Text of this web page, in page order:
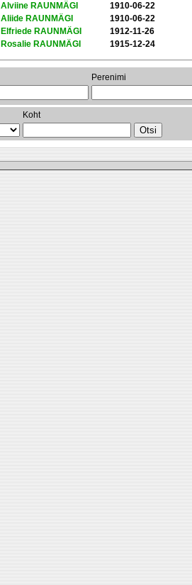
Alviine RAUNMÄGI
1910-06-22
Aliide RAUNMÄGI
1910-06-22
Elfriede RAUNMÄGI
1912-11-26
Rosalie RAUNMÄGI
1915-12-24
Perenimi
Koht